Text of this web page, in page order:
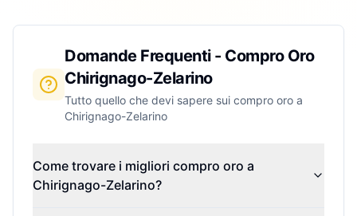
Domande Frequenti - Compro Oro
Chirignago-Zelarino
Tutto quello che devi sapere sui compro oro a
Chirignago-Zelarino
Come trovare i migliori compro oro a
Chirignago-Zelarino?